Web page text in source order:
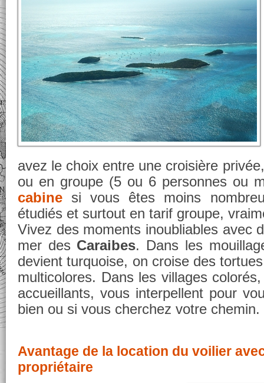
avez le choix entre une croisière
ou en groupe (5 ou 6 personnes ou
cabine si vous êtes moins
étudiés et surtout en tarif groupe,
Vivez des moments inoubliables avec
mer des Caraibes. Dans les
devient turquoise, on croise des
multicolores. Dans les villages
accueillants, vous interpellent pour
bien ou si vous cherchez votre chemin.
Avantage de la location du voilier
propriétaire